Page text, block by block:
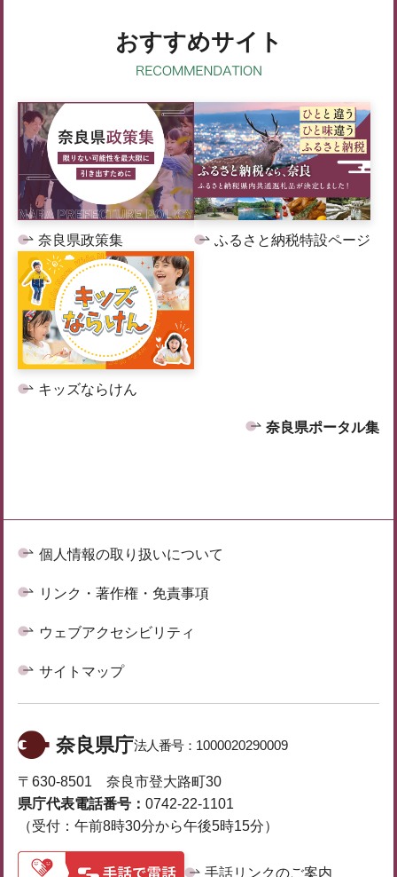
おすすめサイト
奈良県政策集 ふるさと納税特設ページ
キッズならけん
奈良県ポータル集
個人情報の取り扱いについて
リンク・著作権・免責事項
ウェブアクセシビリティ
サイトマップ
奈良県庁法人番号： 1000020290009
〒630-8501 奈良市登大路町30
県庁代表電話番号： 0742-22-1101
（受付：午前8時30分から午後5時15分）
手話リンクのご案内